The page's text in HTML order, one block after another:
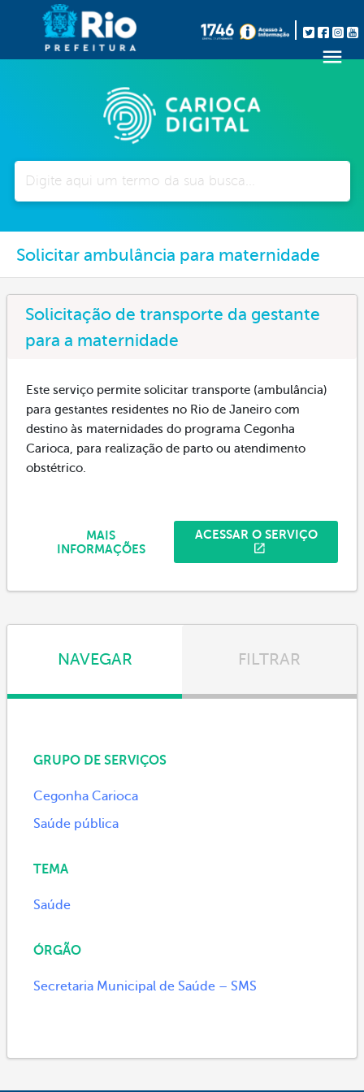
Solicitar ambulância para maternidade
Solicitação de transporte da gestante
para a maternidade
Este serviço permite solicitar transporte (ambulância)
para gestantes residentes no Rio de Janeiro com
destino às maternidades do programa Cegonha
Carioca, para realização de parto ou atendimento
obstétrico.
ACESSAR O SERVIÇO
MAIS
INFORMAÇÕES
NAVEGAR FILTRAR
GRUPO DE SERVIÇOS
Cegonha Carioca
Saúde pública
TEMA
Saúde
ÓRGÃO
Secretaria Municipal de Saúde – SMS